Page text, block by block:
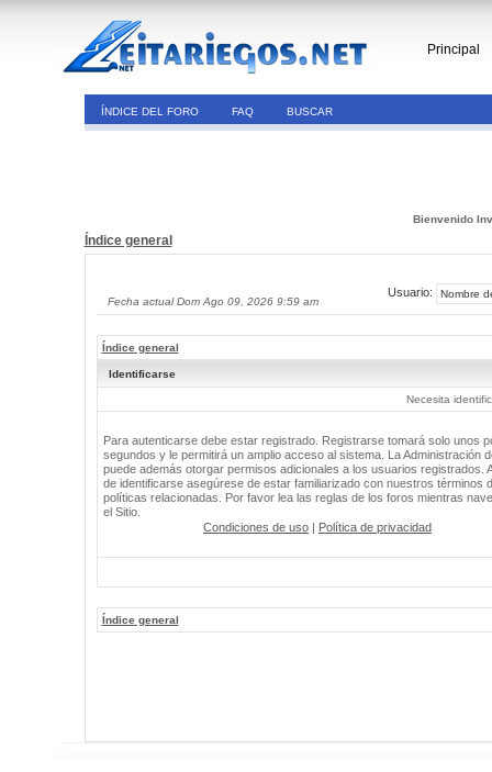
Principal
ÍNDICE DEL FORO FAQ BUSCAR
Bienvenido
Índice general
Fecha actual Dom Ago 09, 2026 9:59 am
Usuario:
Índice general
Identificarse
Necesita
Para autenticarse debe estar registrado. Registrarse tomará solo unos
segundos y le permitirá un amplio acceso al sistema. La Administración
puede además otorgar permisos adicionales a los usuarios registrados.
de identificarse asegúrese de estar familiarizado con nuestros términos
políticas relacionadas. Por favor lea las reglas de los foros mientras
el Sitio.
Condiciones de uso | Política de privacidad
Índice general